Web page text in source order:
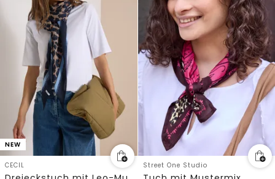
NEW
CECIL Street One Studio